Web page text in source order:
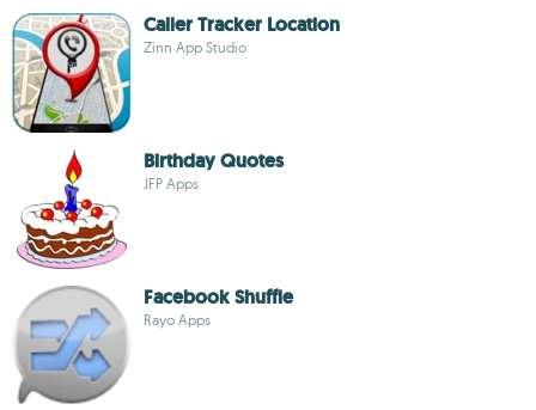
Caller Tracker Location
Zinn App Studio
Birthday Quotes
JFP Apps
Facebook Shuffle
Rayo Apps